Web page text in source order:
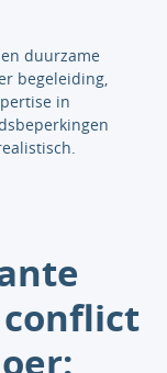
duurzame
begeleiding,
in